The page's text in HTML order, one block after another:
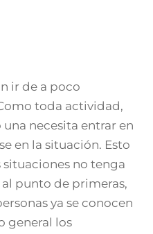
ir de a poco
toda actividad,
necesita entrar en
en la situación. Esto
no tenga
punto de primeras,
ya se conocen
general los